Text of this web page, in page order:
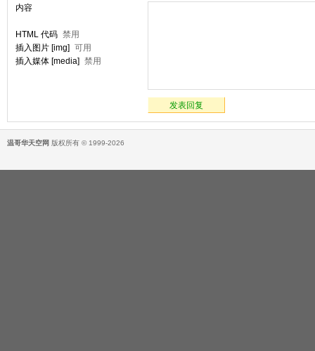
内容
HTML 代码 禁用
插入图片 [img] 可用
插入媒体 [media] 禁用
发表回复
温哥华天空网 版权所有 © 1999-2026